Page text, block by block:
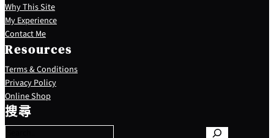
Why This Site
My Experience
Contact Me
Resources
Terms & Conditions
Privacy Policy
Online Shop
搜尋
S
e
a